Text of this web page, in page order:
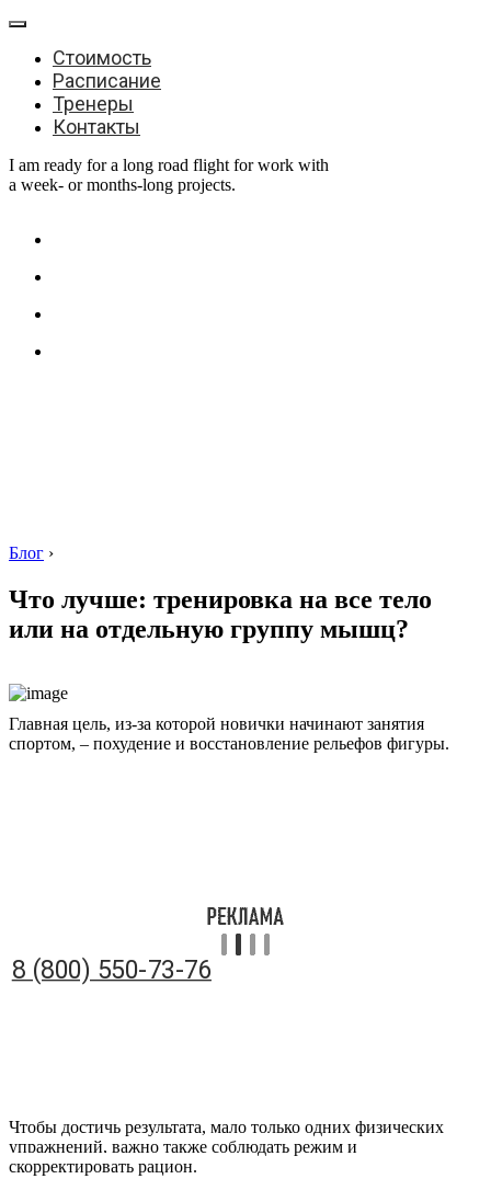
Стоимость
Расписание
Тренеры
Контакты
I am ready for a long road flight for work with
a week- or months-long projects.
8 (800) 550-73-76
Блог ›
Что лучше: тренировка на все тело
или на отдельную группу мышц?
Главная цель, из-за которой новички начинают занятия
спортом, – похудение и восстановление рельефов фигуры.
Чтобы достичь результата, мало только одних физических
упражнений, важно также соблюдать режим и
скорректировать рацион.